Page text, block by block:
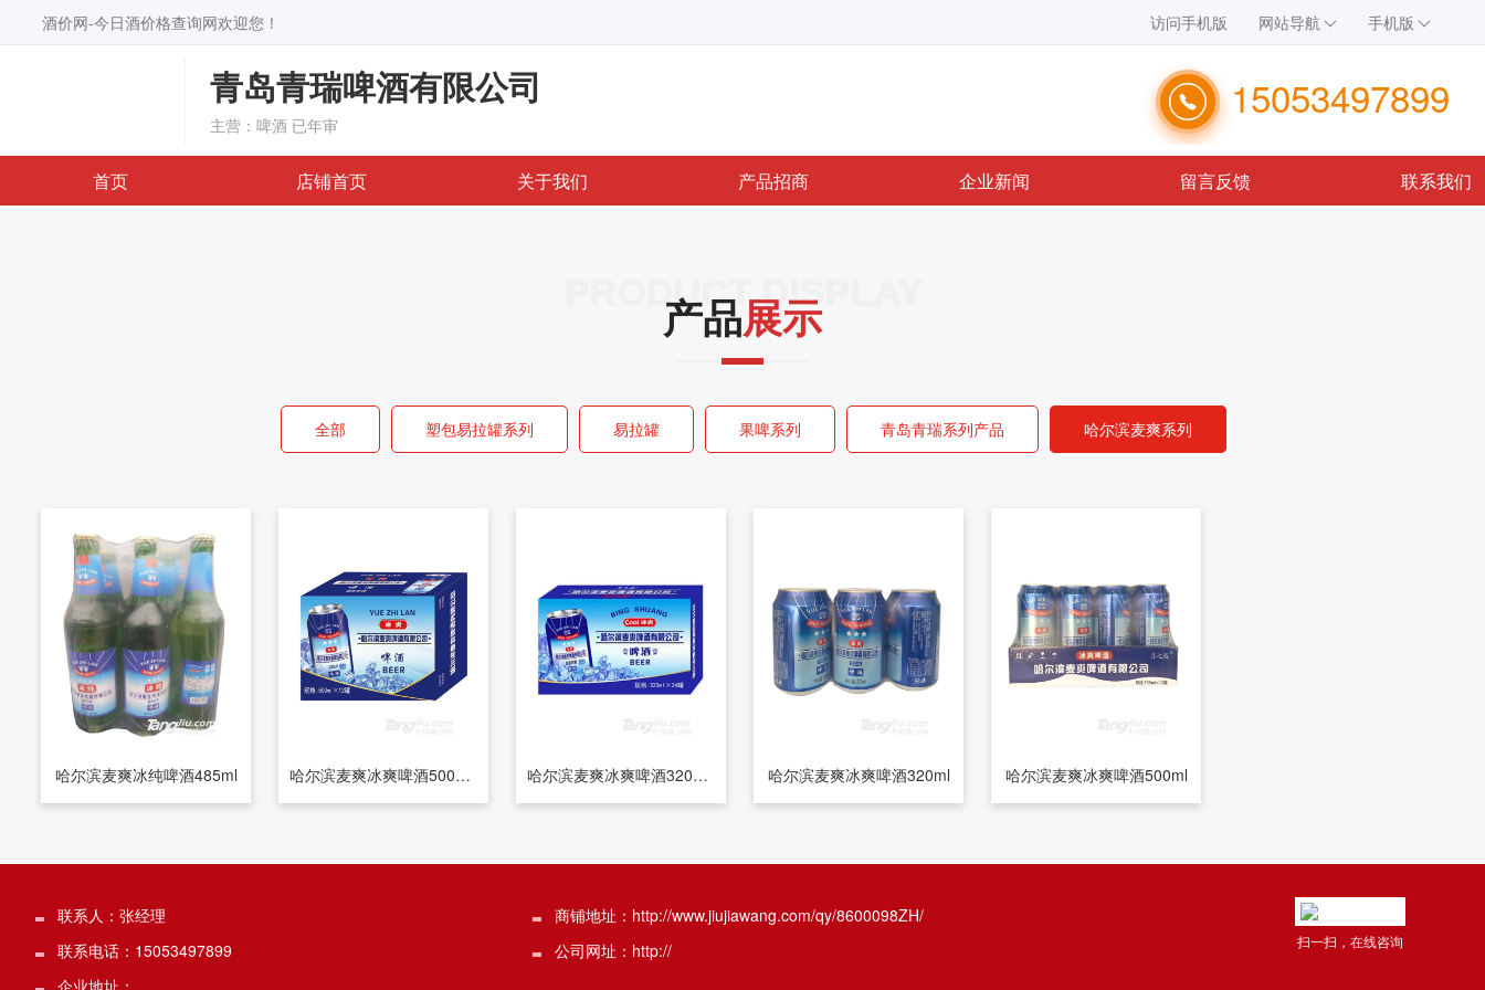
酒价网-今日酒价格查询网欢迎您！ 访问手机版 网站导航 手机版
青岛青瑞啤酒有限公司
主营：啤酒 已年审
15053497899
首页 店铺首页 关于我们 产品招商 企业新闻 留言反馈 联系我们
PRODUCT DISPLAY
产品展示
全部 塑包易拉罐系列 易拉罐 果啤系列 青岛青瑞系列产品 哈尔滨麦爽系列
哈尔滨麦爽冰纯啤酒485ml 哈尔滨麦爽冰爽啤酒500ml×12罐 哈尔滨麦爽冰爽啤酒320ml×24罐 哈尔滨麦爽冰爽啤酒320ml 哈尔滨麦爽冰爽啤酒500ml
联系人：张经理
联系电话：15053497899
商铺地址：http://www.jiujiawang.com/qy/8600098ZH/
公司网址：http://
扫一扫，在线咨询